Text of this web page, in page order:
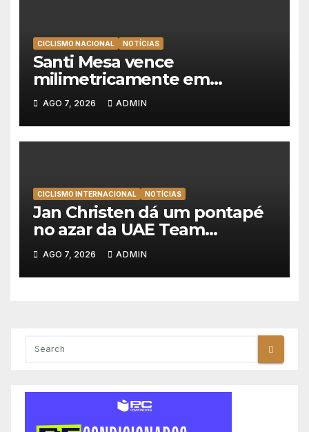
CICLISMO NACIONAL NOTÍCIAS
Santi Mesa vence
milimetricamente em
Albufeira, Rui Oliveira
mantém a amarela da Volta a
Portugal
AGO 7, 2026 ADMIN
CICLISMO INTERNACIONAL NOTÍCIAS
Jan Christen dá um pontapé
no azar da UAE Team
Emirates e vence na Volta a
Polónia
AGO 7, 2026 ADMIN